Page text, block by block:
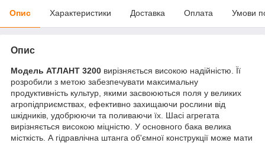
Опис Характеристики Доставка Оплата Умови
Опис
Модель АТЛАНТ 3200 вирізняється високою надійністю. Її
розробили з метою забезпечувати максимальну
продуктивність культур, якими засвоюються поля у великих
агропідприємствах, ефективно захищаючи рослини від
шкідників, удобрюючи та поливаючи їх. Шасі агрегата
вирізняється високою міцністю. У основного бака велика
місткість. А гідравлічна штанга об'ємної конструкції може мати